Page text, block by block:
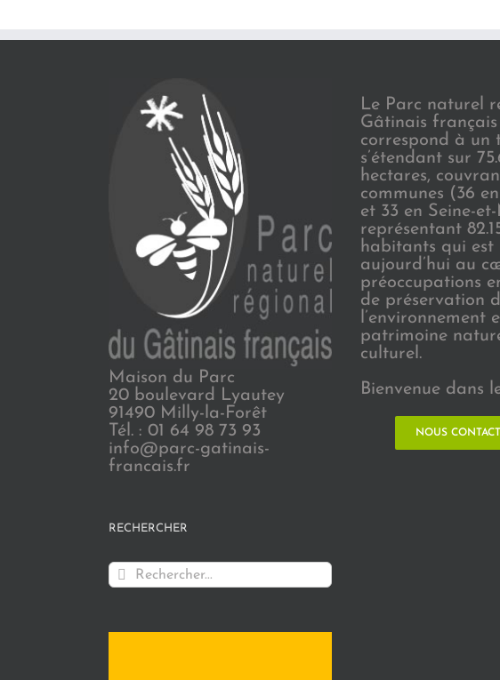
Maison du Parc
20 boulevard Lyautey
91490 Milly-la-Forêt
Tél. : 01 64 98 73 93
info@parc-gatinais-
francais.fr
RECHERCHER
Rechercher:
Le Parc naturel
Gâtinais français
correspond à un
s’étendant sur
hectares,
communes (36
et 33 en Seine-
représentant
habitants qui est
aujourd’hui au
préoccupations
de préservation
l’environnement
patrimoine
culturel.
Bienvenue dans
NOUS